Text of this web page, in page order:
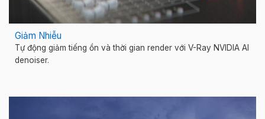
Giảm Nhiễu
Tự động giảm tiếng ồn và thời gian render với V-Ray NVIDIA AI
denoiser.